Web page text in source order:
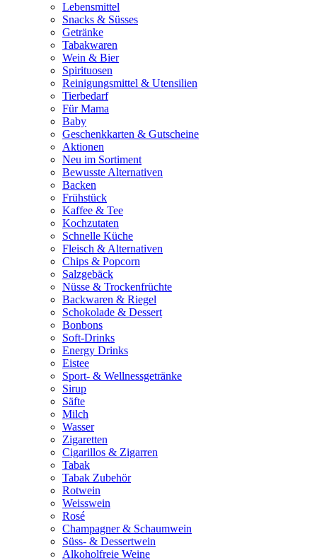
Lebensmittel
Snacks & Süsses
Getränke
Tabakwaren
Wein & Bier
Spirituosen
Reinigungsmittel & Utensilien
Tierbedarf
Für Mama
Baby
Geschenkkarten & Gutscheine
Aktionen
Neu im Sortiment
Bewusste Alternativen
Backen
Frühstück
Kaffee & Tee
Kochzutaten
Schnelle Küche
Fleisch & Alternativen
Chips & Popcorn
Salzgebäck
Nüsse & Trockenfrüchte
Backwaren & Riegel
Schokolade & Dessert
Bonbons
Soft-Drinks
Energy Drinks
Eistee
Sport- & Wellnessgetränke
Sirup
Säfte
Milch
Wasser
Zigaretten
Cigarillos & Zigarren
Tabak
Tabak Zubehör
Rotwein
Weisswein
Rosé
Champagner & Schaumwein
Süss- & Dessertwein
Alkoholfreie Weine